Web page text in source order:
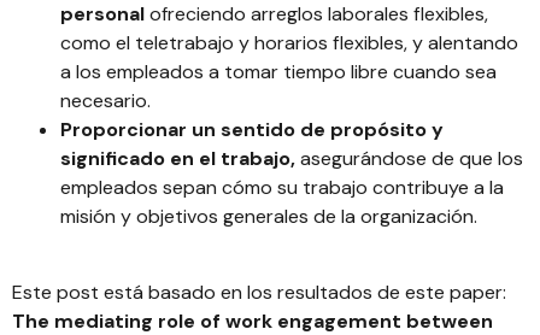
personalofreciendo arreglos laborales flexibles,
como el teletrabajo y horarios flexibles, y alentando
a los empleados a tomar tiempo libre cuando sea
necesario.
Proporcionar un sentido de propósito y
significado en el trabajo,asegurándose de que los
empleados sepan cómo su trabajo contribuye a la
misión y objetivos generales de la organización.
Este post está basado en los resultados de este paper:
The mediating role of work engagement between